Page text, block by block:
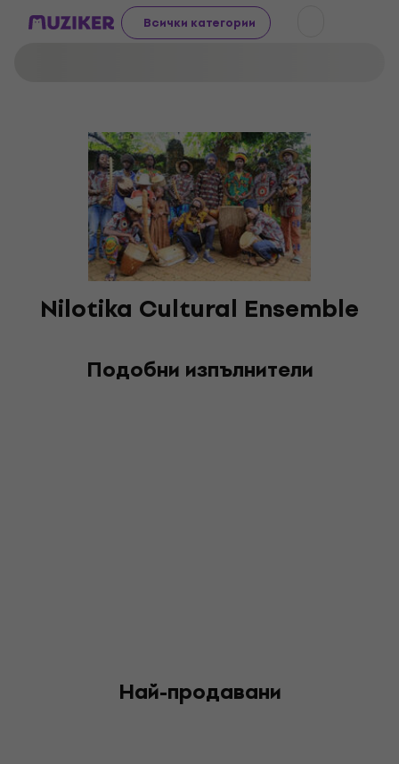
Всички категории
Nilotika Cultural Ensemble
Подобни изпълнители
Най-продавани